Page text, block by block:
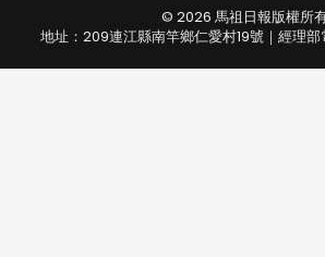
© 2026 馬祖日報版權所
地址：209連江縣南竿鄉仁愛村19號｜經理